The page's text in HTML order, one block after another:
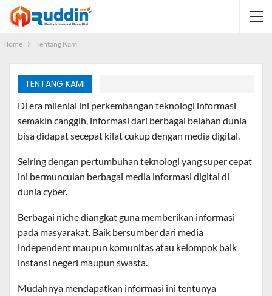
Home Tentang Kami
TENTANG KAMI
Di era milenial ini perkembangan teknologi informasi
semakin canggih, informasi dari berbagai belahan dunia
bisa didapat secepat kilat cukup dengan media digital.
Seiring dengan pertumbuhan teknologi yang super cepat
ini bermunculan berbagai media informasi digital di
dunia cyber.
Berbagai niche diangkat guna memberikan informasi
pada masyarakat. Baik bersumber dari media
independent maupun komunitas atau kelompok baik
instansi negeri maupun swasta.
Mudahnya mendapatkan informasi ini tentunya